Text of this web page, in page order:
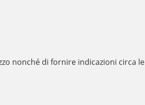
nonché di fornire indicazioni circa le